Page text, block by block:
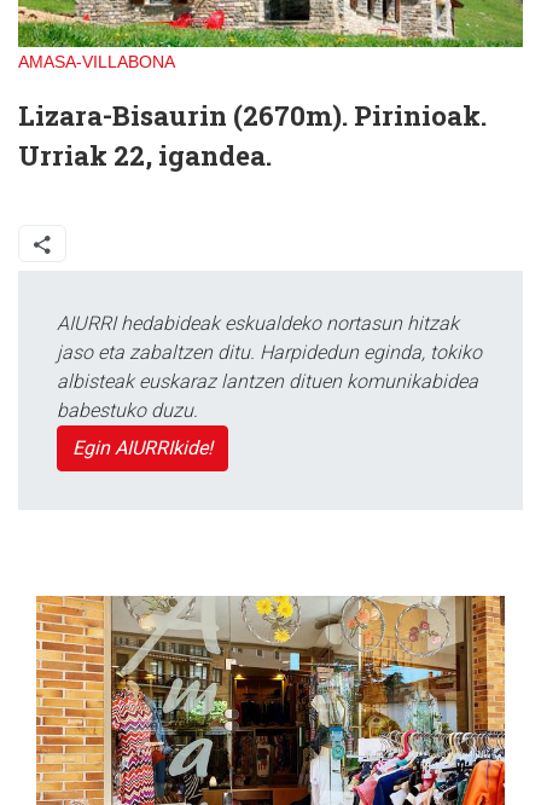
AMASA-VILLABONA
Lizara-Bisaurin (2670m). Pirinioak.
Urriak 22, igandea.
AIURRI hedabideak eskualdeko nortasun hitzak
jaso eta zabaltzen ditu. Harpidedun eginda, tokiko
albisteak euskaraz lantzen dituen komunikabidea
babestuko duzu.
Egin AIURRIkide!